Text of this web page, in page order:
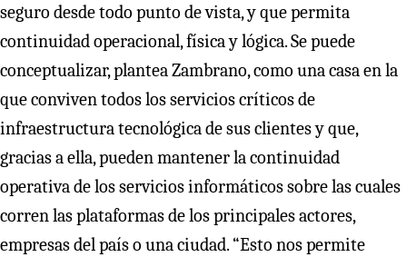
seguro desde todo punto de vista, y que permita
continuidad operacional, física y lógica. Se puede
conceptualizar, plantea Zambrano, como una casa en la
que conviven todos los servicios críticos de
infraestructura tecnológica de sus clientes y que,
gracias a ella, pueden mantener la continuidad
operativa de los servicios informáticos sobre las cuales
corren las plataformas de los principales actores,
empresas del país o una ciudad. “Esto nos permite